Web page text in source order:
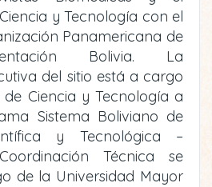
y Tecnología con el
Panamericana de
Bolivia. La
del sitio está a cargo
de Ciencia y Tecnología a
Sistema Boliviano de
y Tecnológica –
Técnica se
de la Universidad Mayor